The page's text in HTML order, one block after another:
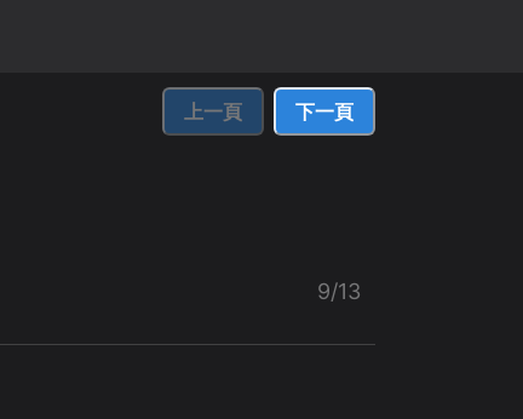
上一頁 下一頁
9/13